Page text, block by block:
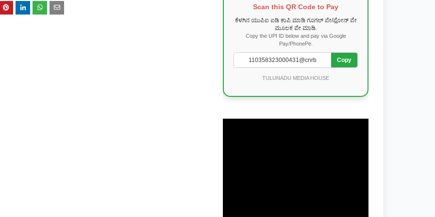
Scan this QR Code to Pay
ಕೆಳಗಿನ ಯುಪಿಐ ಐಡಿ ಕಾಪಿ ಮಾಡಿ ಗೂಗಲ್ ಪೇ/ಫೋನ್ ಪೇ
ಮೂಲಕ ಪೇ ಮಾಡಿ.
Copy the UPI ID below and pay via Google
Pay/PhonePe.
Copy
TULUNADU MEDIA HOUSE